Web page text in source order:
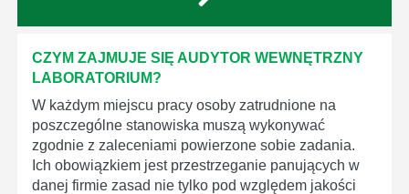
CZYM ZAJMUJE SIĘ AUDYTOR WEWNĘTRZNY
LABORATORIUM?
W każdym miejscu pracy osoby zatrudnione na
poszczególne stanowiska muszą wykonywać
zgodnie z zaleceniami powierzone sobie zadania.
Ich obowiązkiem jest przestrzeganie panujących w
danej firmie zasad nie tylko pod względem jakości